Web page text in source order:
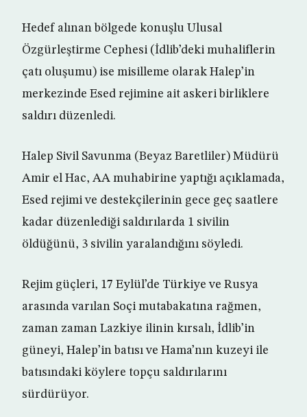
Hedef alınan bölgede konuşlu Ulusal
Özgürleştirme Cephesi (İdlib’deki muhaliflerin
çatı oluşumu) ise misilleme olarak Halep’in
merkezinde Esed rejimine ait askeri birliklere
saldırı düzenledi.
Halep Sivil Savunma (Beyaz Baretliler) Müdürü
Amir el Hac, AA muhabirine yaptığı açıklamada,
Esed rejimi ve destekçilerinin gece geç saatlere
kadar düzenlediği saldırılarda 1 sivilin
öldüğünü, 3 sivilin yaralandığını söyledi.
Rejim güçleri, 17 Eylül’de Türkiye ve Rusya
arasında varılan Soçi mutabakatına rağmen,
zaman zaman Lazkiye ilinin kırsalı, İdlib’in
güneyi, Halep’in batısı ve Hama’nın kuzeyi ile
batısındaki köylere topçu saldırılarını
sürdürüyor.